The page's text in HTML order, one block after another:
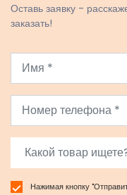
Оставь заявку -
заказать!
Нажимая кнопку